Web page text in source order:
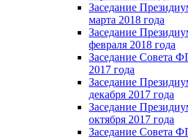
Заседание
марта 2018 года
Заседание
февраля 2018 года
Заседание Совета
2017 года
Заседание
декабря 2017 года
Заседание
октября 2017 года
Заседание Совета